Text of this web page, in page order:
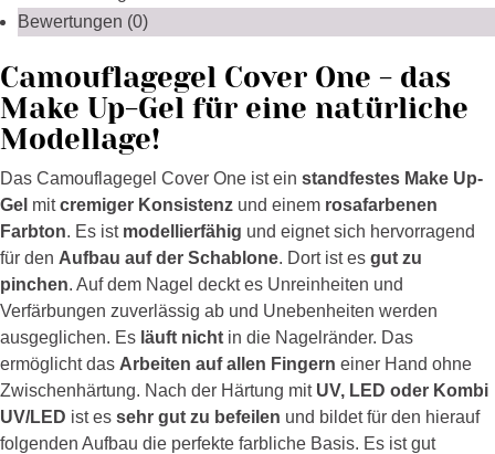
Bewertungen (0)
Camouflagegel Cover One - das
Make Up-Gel für eine natürliche
Modellage!
Das Camouflagegel Cover One ist ein standfestes Make Up-
Gel mitcremiger Konsistenz und einem rosafarbenen
Farbton. Es ist modellierfähig und eignet sich hervorragend
für den Aufbau auf der Schablone. Dort ist es gut zu
pinchen. Auf dem Nagel deckt es Unreinheiten und
Verfärbungen zuverlässig ab und Unebenheiten werden
ausgeglichen. Es läuft nicht in die Nagelränder. Das
ermöglicht das Arbeiten auf allen Fingern einer Hand ohne
Zwischenhärtung. Nach der Härtung mit UV, LED oder Kombi
UV/LED ist es sehr gut zu befeilen und bildet für den hierauf
folgenden Aufbau die perfekte farbliche Basis. Es ist gut